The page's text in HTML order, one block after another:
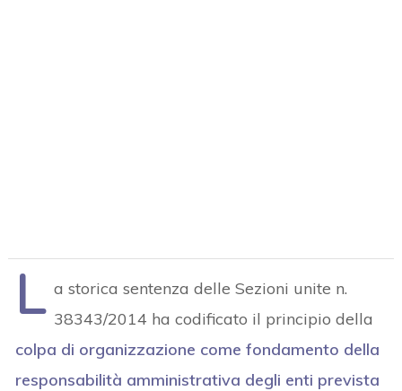
L a storica sentenza delle Sezioni unite n.
38343/2014 ha codificato il principio della
colpa di organizzazione come fondamento della
responsabilità amministrativa degli enti prevista